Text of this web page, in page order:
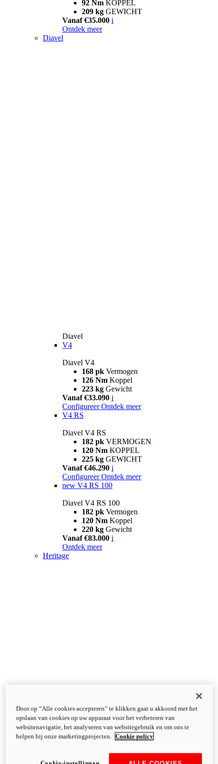
92 Nm KOPPEL
209 kg GEWICHT
Vanaf €35.000 i
Ontdek meer
Diavel
Diavel
V4
Diavel V4
168 pk Vermogen
126 Nm Koppel
223 kg Gewicht
Vanaf €33.090 i
Configureer Ontdek meer
V4 RS
Diavel V4 RS
182 pk VERMOGEN
120 Nm KOPPEL
225 kg GEWICHT
Vanaf €46.290 i
Configureer Ontdek meer
new V4 RS 100
Diavel V4 RS 100
182 pk Vermogen
120 Nm Koppel
220 kg Gewicht
Vanaf €83.000 i
Ontdek meer
Heritage
Door op “Alle cookies accepteren” te klikken gaat u akkoord met het
opslaan van cookies op uw apparaat voor het verbeteren van
websitenavigatie, het analyseren van websitegebruik en om ons te
helpen bij onze marketingprojecten.
Cookie policy